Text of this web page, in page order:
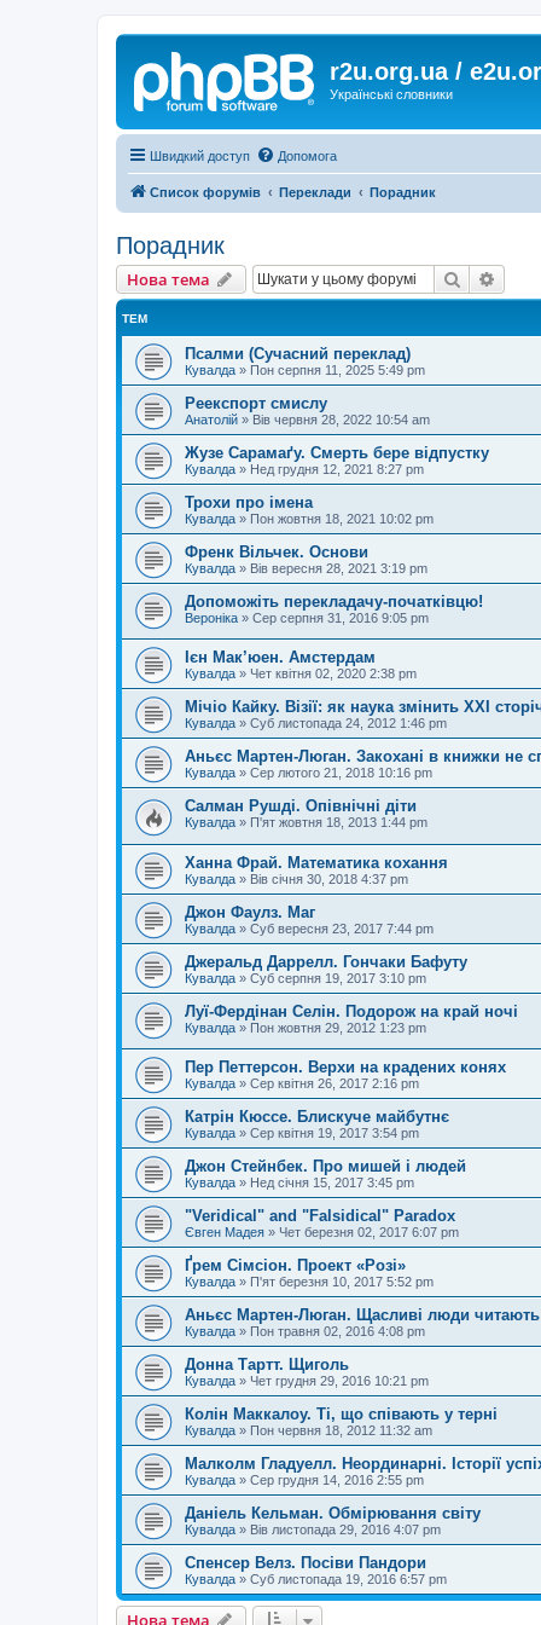
r2u.org.ua /
Українські словники
Швидкий доступ Допомога
Список форумів Переклади Порадник
Порадник
Нова тема Пошук
ТЕМ
Псалми (Сучасний переклад)
Кувалда » Пон серпня 11, 2025 5:49 pm
Реекспорт смислу
Анатолій » Вів червня 28, 2022 10:54 am
Жузе Сарамаґу. Смерть бере відпустку
Кувалда » Нед грудня 12, 2021 8:27 pm
Трохи про імена
Кувалда » Пон жовтня 18, 2021 10:02 pm
Френк Вільчек. Основи
Кувалда » Вів вересня 28, 2021 3:19 pm
Допоможіть перекладачу-початківцю!
Вероніка » Сер серпня 31, 2016 9:05 pm
Ієн Мак’юен. Амстердам
Кувалда » Чет квітня 02, 2020 2:38 pm
Мічіо Кайку. Візії: як наука змінить XXI
Кувалда » Суб листопада 24, 2012 1:46 pm
Аньєс Мартен-Люган. Закохані в книжки не
Кувалда » Сер лютого 21, 2018 10:16 pm
Салман Рушді. Опівнічні діти
Кувалда » П'ят жовтня 18, 2013 1:44 pm
Ханна Фрай. Математика кохання
Кувалда » Вів січня 30, 2018 4:37 pm
Джон Фаулз. Маг
Кувалда » Суб вересня 23, 2017 7:44 pm
Джеральд Даррелл. Гончаки Бафуту
Кувалда » Суб серпня 19, 2017 3:10 pm
Луї-Фердінан Селін. Подорож на край ночі
Кувалда » Пон жовтня 29, 2012 1:23 pm
Пер Петтерсон. Верхи на крадених конях
Кувалда » Сер квітня 26, 2017 2:16 pm
Катрін Кюссе. Блискуче майбутнє
Кувалда » Сер квітня 19, 2017 3:54 pm
Джон Стейнбек. Про мишей і людей
Кувалда » Нед січня 15, 2017 3:45 pm
"Veridical" and "Falsidical" Paradox
Євген Мадея » Чет березня 02, 2017 6:07 pm
Ґрем Сімсіон. Проект «Розі»
Кувалда » П'ят березня 10, 2017 5:52 pm
Аньєс Мартен-Люган. Щасливі люди читають
Кувалда » Пон травня 02, 2016 4:08 pm
Донна Тартт. Щиголь
Кувалда » Чет грудня 29, 2016 10:21 pm
Колін Маккалоу. Ті, що співають у терні
Кувалда » Пон червня 18, 2012 11:32 am
Малколм Гладуелл. Неординарні. Історії
Кувалда » Сер грудня 14, 2016 2:55 pm
Даніель Кельман. Обмірювання світу
Кувалда » Вів листопада 29, 2016 4:07 pm
Спенсер Велз. Посіви Пандори
Кувалда » Суб листопада 19, 2016 6:57 pm